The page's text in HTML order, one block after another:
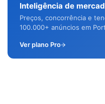
Inteligência de
Preços, concorrência e
100.000+ anúncios em
Ver plano Pro